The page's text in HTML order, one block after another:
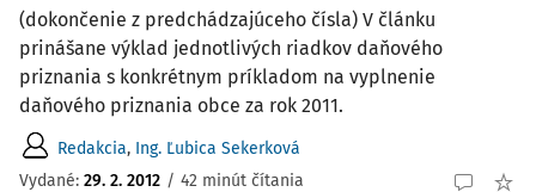
(dokončenie z predchádzajúceho čísla) V článku
prinášane výklad jednotlivých riadkov daňového
priznania s konkrétnym príkladom na vyplnenie
daňového priznania obce za rok 2011.
Redakcia, Ing. Ľubica Sekerková
Vydané: 29. 2. 2012 / 42 minút čítania